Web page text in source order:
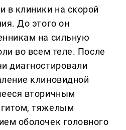
в клиники на скорой
До этого он
на сильную
во всем теле. После
диагностировали
клиновидной
вторичным
тяжелым
оболочек головного